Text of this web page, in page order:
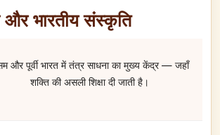
और भारतीय संस्कृति
और पूर्वी भारत में तंत्र साधना का मुख्य केंद्र — जहाँ
शक्ति की असली शिक्षा दी जाती है।